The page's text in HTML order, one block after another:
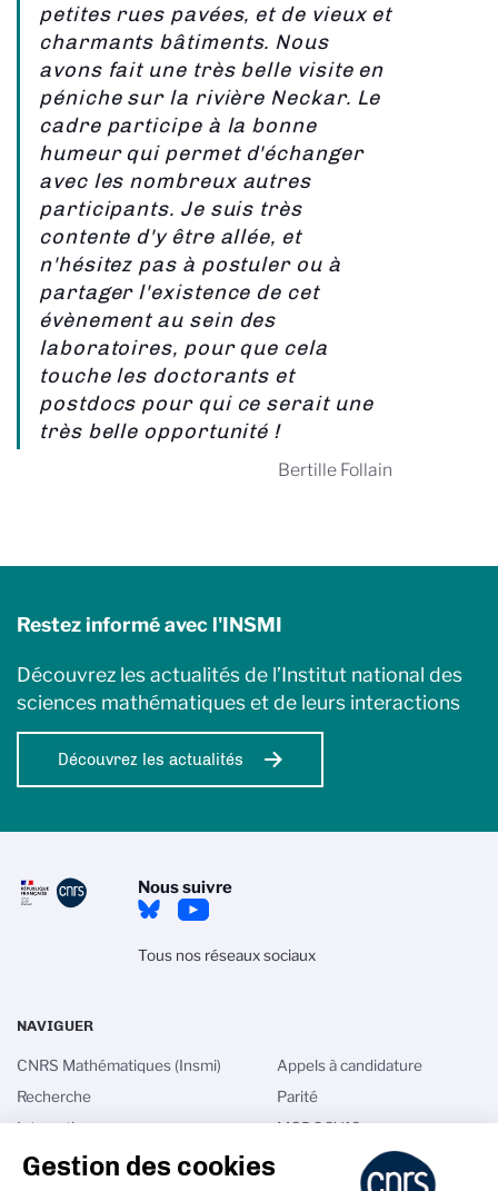
petites rues pavées, et de vieux et
charmants bâtiments. Nous
avons fait une très belle visite en
péniche sur la rivière Neckar. Le
cadre participe à la bonne
humeur qui permet d'échanger
avec les nombreux autres
participants. Je suis très
contente d'y être allée, et
n'hésitez pas à postuler ou à
partager l'existence de cet
évènement au sein des
laboratoires, pour que cela
touche les doctorants et
postdocs pour qui ce serait une
très belle opportunité !
Bertille Follain
Restez informé avec l'INSMI
Découvrez les actualités de l’Institut national des
sciences mathématiques et de leurs interactions
Découvrez les actualités
Nous suivre
Tous nos réseaux sociaux
NAVIGUER
CNRS Mathématiques (Insmi)
Recherche
Interactions
International
Appels à candidature
Parité
MODCOV19
Math in France
Gestion des cookies